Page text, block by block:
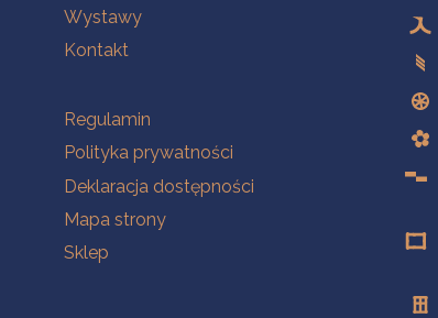
Wystawy
Kontakt
Na skróty
Regulamin
Polityka prywatności
Deklaracja dostępności
Mapa strony
Sklep